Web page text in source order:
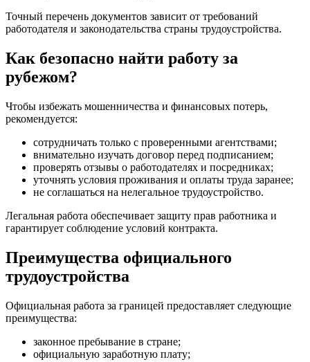
Точный перечень документов зависит от требований
работодателя и законодательства страны трудоустройства.
Как безопасно найти работу за
рубежом?
Чтобы избежать мошенничества и финансовых потерь,
рекомендуется:
сотрудничать только с проверенными агентствами;
внимательно изучать договор перед подписанием;
проверять отзывы о работодателях и посредниках;
уточнять условия проживания и оплаты труда заранее;
не соглашаться на нелегальное трудоустройство.
Легальная работа обеспечивает защиту прав работника и
гарантирует соблюдение условий контракта.
Преимущества официального
трудоустройства
Официальная работа за границей предоставляет следующие
преимущества:
законное пребывание в стране;
официальную заработную плату;